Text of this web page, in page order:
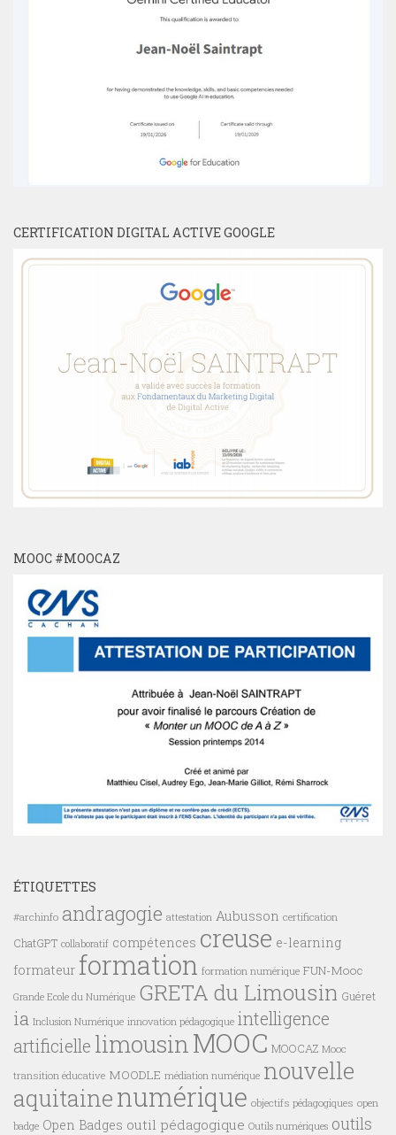
CERTIFICATION DIGITAL ACTIVE GOOGLE
MOOC #MOOCAZ
ÉTIQUETTES
#archinfo andragogie attestation Aubusson certification
ChatGPT collaboratif compétences creuse e-learning
formateur formation formation numérique FUN-Mooc
Grande Ecole du Numérique GRETA du Limousin Guéret
ia Inclusion Numérique innovation pédagogique intelligence
artificielle limousin MOOC MOOCAZ Mooc
transition éducative MOODLE médiation numérique nouvelle
aquitainenumérique objectifs pédagogiques open
badge Open Badges outil pédagogique Outils numériques outils